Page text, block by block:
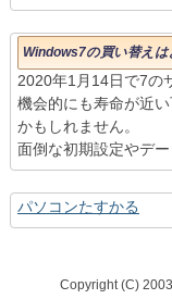
Windows7の買い替え
2020年1月14日で7の
機会的にも寿命が近
かもしれません。
面倒な初期設定やデ
パソコンたすかる
Copyright (C)